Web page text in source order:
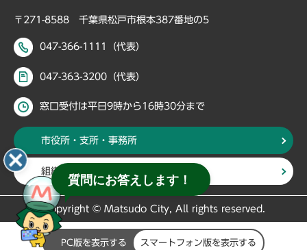
〒271-8588 千葉県松戸市根本387番地の5
047-366-1111（代表）
047-363-3200（代表）
窓口受付は平日9時から16時30分まで
市役所・支所・事務所
組織・部署から探す
Copyright © Matsudo City, All rights reserved.
PC版を表示する スマートフォン版を表示する
質問にお答えします！